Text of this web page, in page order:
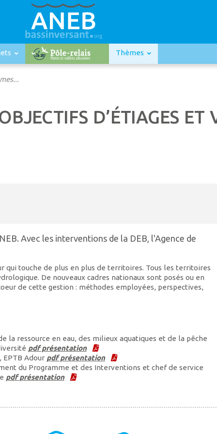
Thèmes
D’ÉTIAGES ET
Avec les interventions de la DEB, l'Agence de
qui touche de plus en plus de territoires. Tous les territoires
De nouveaux cadres nationaux sont posés ou en
de cette gestion : méthodes employées, perspectives,
la ressource en eau, des milieux aquatiques et de la pêche
pdf présentation
EPTB Adour pdf présentation
du Programme et des Interventions et chef de service
pdf présentation